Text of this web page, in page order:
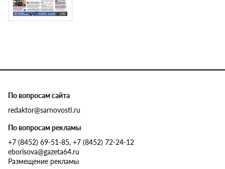
По вопросам сайта
redaktor@sarnovosti.ru
По вопросам рекламы
+7 (8452) 69-51-85, +7 (8452) 72-24-12
eborisova@gazeta64.ru
Размещение рекламы